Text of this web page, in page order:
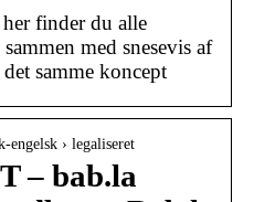
finder du alle
med snesevis af
samme koncept
engelsk › legaliseret
– bab.la